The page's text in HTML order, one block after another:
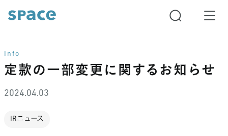
Info
定款の一部変更に関するお知らせ
2024.04.03
IRニュース